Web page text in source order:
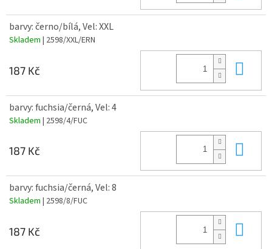
barvy: černo/bílá, Vel: XXL
Skladem | 2598/XXL/ERN
187 Kč
barvy: fuchsia/černá, Vel: 4
Skladem | 2598/4/FUC
187 Kč
barvy: fuchsia/černá, Vel: 8
Skladem | 2598/8/FUC
187 Kč